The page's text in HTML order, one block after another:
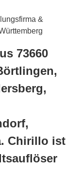
&
73660
Chirillo ist